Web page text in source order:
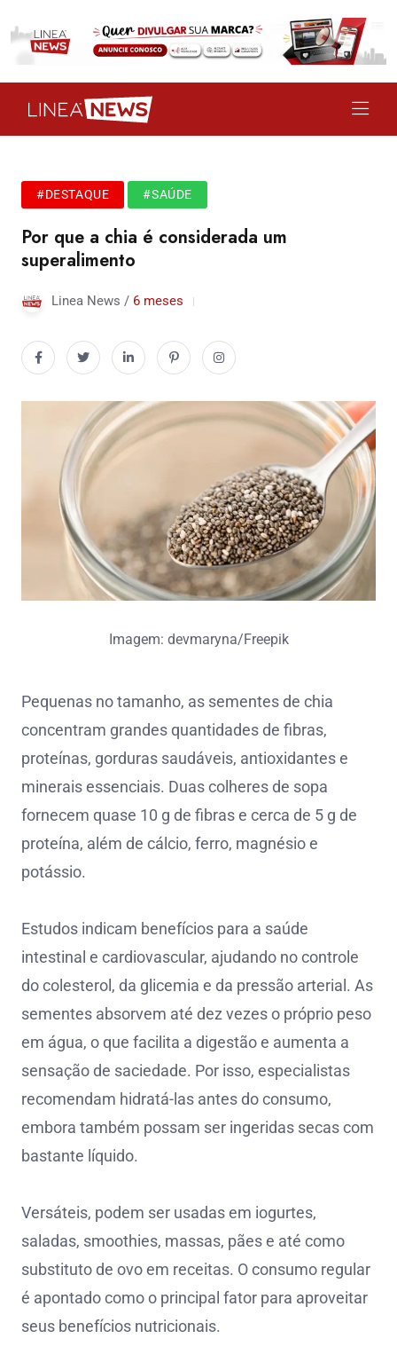
#DESTAQUE #SAÚDE
Por que a chia é considerada um
superalimento
Linea News / 6 meses
Imagem: devmaryna/Freepik
Pequenas no tamanho, as sementes de chia
concentram grandes quantidades de fibras,
proteínas, gorduras saudáveis, antioxidantes e
minerais essenciais. Duas colheres de sopa
fornecem quase 10 g de fibras e cerca de 5 g de
proteína, além de cálcio, ferro, magnésio e
potássio.
Estudos indicam benefícios para a saúde
intestinal e cardiovascular, ajudando no controle
do colesterol, da glicemia e da pressão arterial. As
sementes absorvem até dez vezes o próprio peso
em água, o que facilita a digestão e aumenta a
sensação de saciedade. Por isso, especialistas
recomendam hidratá-las antes do consumo,
embora também possam ser ingeridas secas com
bastante líquido.
Versáteis, podem ser usadas em iogurtes,
saladas, smoothies, massas, pães e até como
substituto de ovo em receitas. O consumo regular
é apontado como o principal fator para aproveitar
seus benefícios nutricionais.